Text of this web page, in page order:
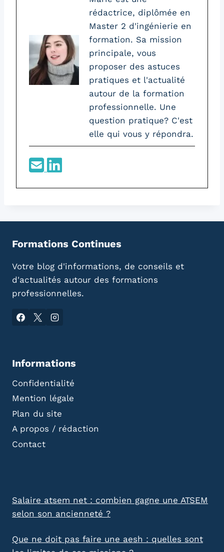
rédactrice, diplômée en
Master 2 d'ingénierie en
formation. Sa mission
principale, vous
proposer des astuces
pratiques et l'actualité
autour de la formation
professionnelle. Une
question pratique? C'est
elle qui vous y répondra.
Formations Continues
Votre blog d'informations, de conseils et
d'actualités autour des formations
professionnelles.
Informations
Confidentialité
Mention légale
Plan du site
A propos / rédaction
Contact
Salaire atsem net : combien gagne une ATSEM
selon son ancienneté ?
Que ne doit pas faire une aesh : quelles sont